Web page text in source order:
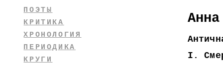
I.
ПОЭТЫ
КРИТИКА
ХРОНОЛОГИЯ
ПЕРИОДИКА
КРУГИ